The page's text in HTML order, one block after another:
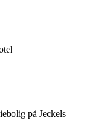
på Jeckels